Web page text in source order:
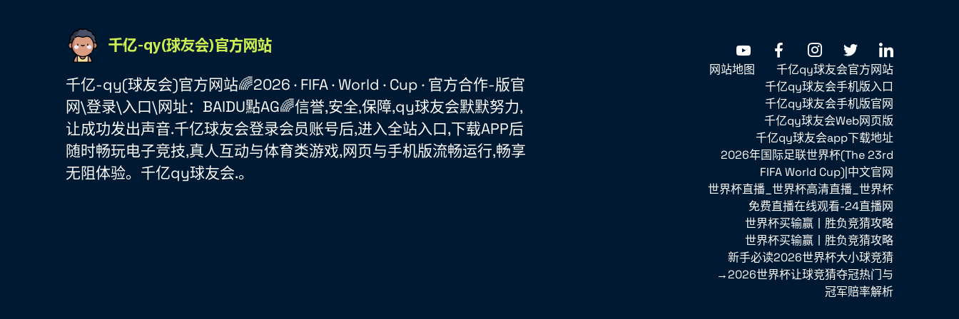
千亿-qy(球友会)官方网站🌈2026 · FIFA · World · Cup · 官方合作-版官
网\登录\入口\网址：BAIDU點AG🌈信誉,安全,保障,qy球友会默默努力,
让成功发出声音.千亿球友会登录会员账号后,进入全站入口,下载APP后
随时畅玩电子竞技,真人互动与体育类游戏,网页与手机版流畅运行,畅享
无阻体验。千亿qy球友会.。
网站地图
千亿qy球友会官方网站
千亿qy球友会手机版入口
千亿qy球友会手机版官网
千亿qy球友会Web网页版
千亿qy球友会app下载地址
2026年国际足联世界杯(The 23rd
FIFA World Cup)|中文官网
世界杯直播_世界杯高清直播_世界杯
免费直播在线观看-24直播网
世界杯买输赢丨胜负竞猜攻略
世界杯买输赢丨胜负竞猜攻略
新手必读2026世界杯大小球竞猜
→2026世界杯让球竞猜夺冠热门与
冠军赔率解析